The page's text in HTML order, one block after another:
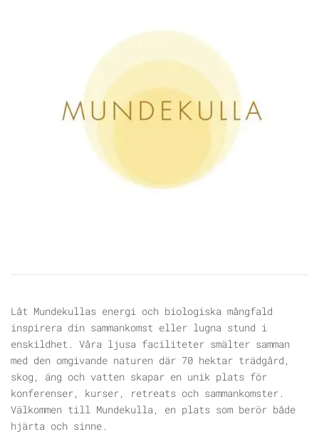
Låt Mundekullas energi och biologiska mångfald
inspirera din sammankomst eller lugna stund i
enskildhet. Våra ljusa faciliteter smälter samman
med den omgivande naturen där 70 hektar trädgård,
skog, äng och vatten skapar en unik plats för
konferenser, kurser, retreats och sammankomster.
Välkommen till Mundekulla, en plats som berör både
hjärta och sinne.